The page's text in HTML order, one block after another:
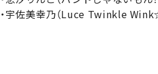
・宇佐美幸乃（Luce Twinkle